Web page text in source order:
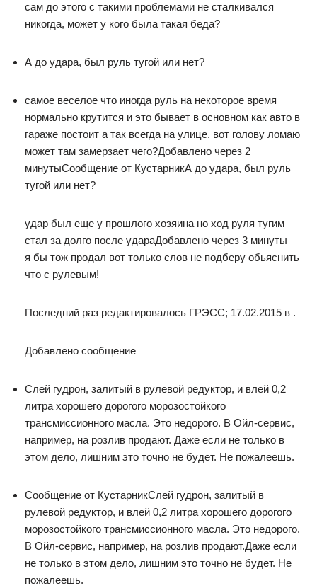
сам до этого с такими проблемами не сталкивался
никогда, может у кого была такая беда?
А до удара, был руль тугой или нет?
самое веселое что иногда руль на некоторое время
нормально крутится и это бывает в основном как авто в
гараже постоит а так всегда на улице. вот голову ломаю
может там замерзает чего?Добавлено через 2
минутыСообщение от КустарникА до удара, был руль
тугой или нет?
удар был еще у прошлого хозяина но ход руля тугим
стал за долго после удараДобавлено через 3 минуты
я бы тож продал вот только слов не подберу обьяснить
что с рулевым!
Последний раз редактировалось ГРЭСС; 17.02.2015 в .
Добавлено сообщение
Слей гудрон, залитый в рулевой редуктор, и влей 0,2
литра хорошего дорогого морозостойкого
трансмиссионного масла. Это недорого. В Ойл-сервис,
например, на розлив продают. Даже если не только в
этом дело, лишним это точно не будет. Не пожалеешь.
Сообщение от КустарникСлей гудрон, залитый в
рулевой редуктор, и влей 0,2 литра хорошего дорогого
морозостойкого трансмиссионного масла. Это недорого.
В Ойл-сервис, например, на розлив продают.Даже если
не только в этом дело, лишним это точно не будет. Не
пожалеешь.